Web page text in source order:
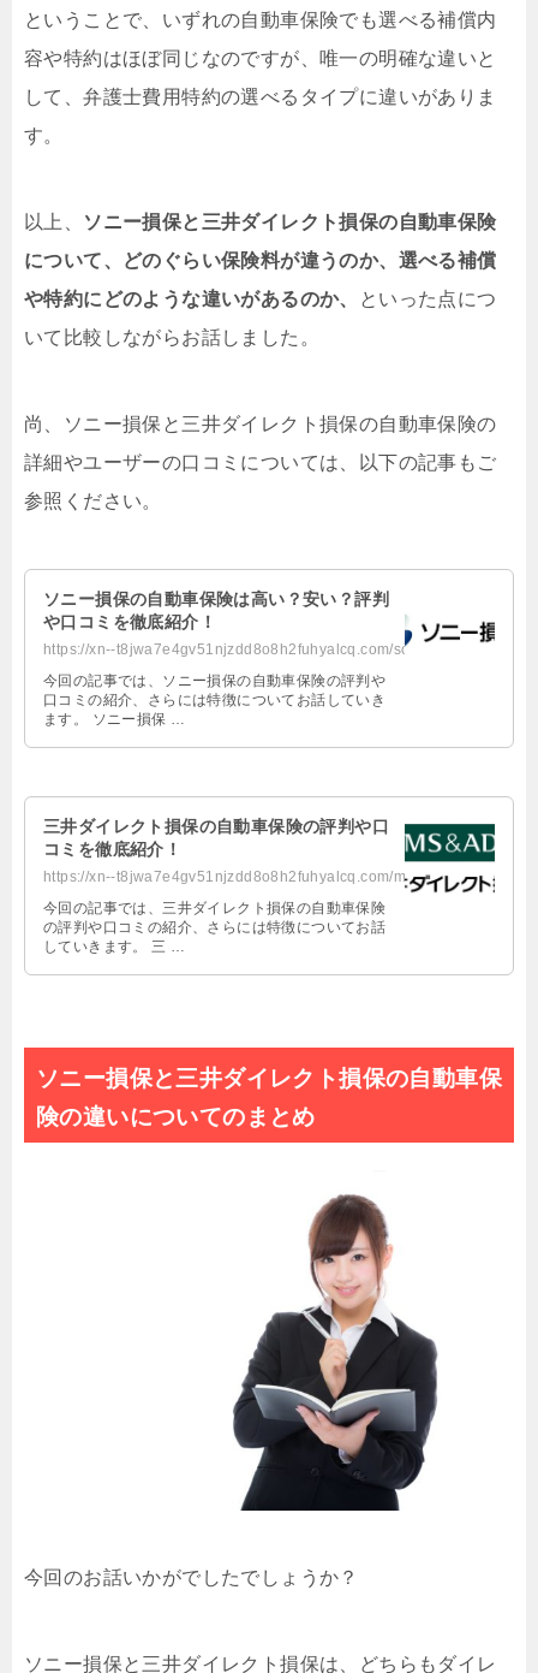
ということで、いずれの自動車保険でも選べる補償内
容や特約はほぼ同じなのですが、唯一の明確な違いと
して、弁護士費用特約の選べるタイプに違いがありま
す。
以上、
ソニー損保と三井ダイレクト損保の自動車保険
について、どのぐらい保険料が違うのか、選べる補償
や特約にどのような違いがあるのか、
といった点につ
いて比較しながらお話しました。
尚、ソニー損保と三井ダイレクト損保の自動車保険の
詳細やユーザーの口コミについては、以下の記事もご
参照ください。
ソニー損保の自動車保険は高い？安い？評判
や口コミを徹底紹介！
https://xn--t8jwa7e4gv51njzdd8o8h2fuhyalcq.com/sony/
今回の記事では、ソニー損保の自動車保険の評判や
口コミの紹介、さらには特徴についてお話していき
ます。 ソニー損保 …
三井ダイレクト損保の自動車保険の評判や口
コミを徹底紹介！
https://xn--t8jwa7e4gv51njzdd8o8h2fuhyalcq.com/mitsuidirect/
今回の記事では、三井ダイレクト損保の自動車保険
の評判や口コミの紹介、さらには特徴についてお話
していきます。 三 …
ソニー損保と三井ダイレクト損保の自動車保
険の違いについてのまとめ
今回のお話いかがでしたでしょうか？
ソニー損保と三井ダイレクト損保は、どちらもダイレ